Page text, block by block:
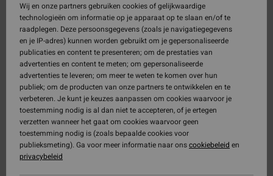
Wij en onze partners gebruiken cookies of gelijkwaardige
technologieën om informatie op je apparaat op te slaan en/of te
raadplegen. Deze persoonsgegevens (zoals je navigatiegegevens
en je IP-adres) kunnen worden gebruikt om je gepersonaliseerde
publicaties en content te presenteren; om de prestaties van
advertenties en content te meten; om gepersonaliseerde
advertenties te leveren; om meer te weten te komen over hun
publiek; om de producten van onze partners te ontwikkelen en te
verbeteren. Je kunt je keuzes aanpassen om cookies waarvoor je
toestemming nodig is al dan niet te accepteren, of je ertegen
verzetten wanneer het gaat om cookies waarvoor geen
toestemming nodig is (zoals bepaalde cookies voor
publieksmeting). Ga voor meer informatie naar onscookiebeleid en
privacybeleid